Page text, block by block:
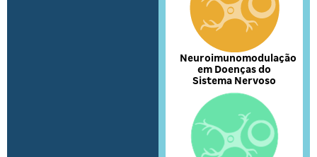
Neuroimunomodulação
em Doenças do
Sistema Nervoso